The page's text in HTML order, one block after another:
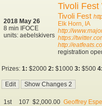
2018 May 26
8 min IFOCE
units: aebelskivers
Tivoli Fest
Tivoli Fest
Elk Horn, IA
http://
https://
http://
registration
Prizes: 1: $2000 2: $1000 3: $500 4:
1st 107 $2,000.00 Geoffrey